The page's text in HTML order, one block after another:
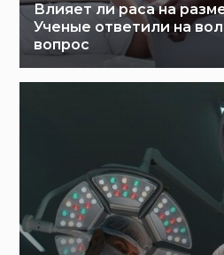
Влияет ли раса на
Ученые ответили на
вопрос